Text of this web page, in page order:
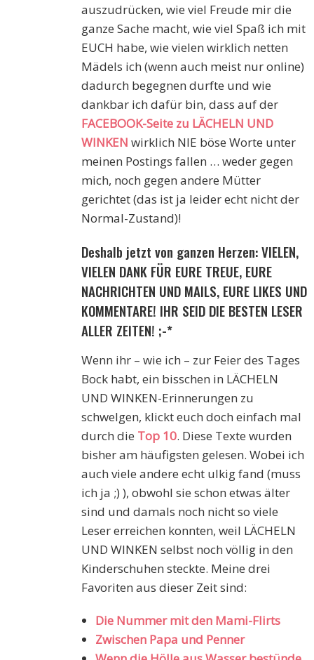
auszudrücken, wie viel Freude mir die
ganze Sache macht, wie viel Spaß ich mit
EUCH habe, wie vielen wirklich netten
Mädels ich (wenn auch meist nur online)
dadurch begegnen durfte und wie
dankbar ich dafür bin, dass auf der
FACEBOOK-Seite zu LÄCHELN UND
WINKEN wirklich NIE böse Worte unter
meinen Postings fallen … weder gegen
mich, noch gegen andere Mütter
gerichtet (das ist ja leider echt nicht der
Normal-Zustand)!
Deshalb jetzt von ganzen Herzen: VIELEN,
VIELEN DANK FÜR EURE TREUE, EURE
NACHRICHTEN UND MAILS, EURE LIKES UND
KOMMENTARE! IHR SEID DIE BESTEN LESER
ALLER ZEITEN! ;-*
Wenn ihr – wie ich – zur Feier des Tages
Bock habt, ein bisschen in LÄCHELN
UND WINKEN-Erinnerungen zu
schwelgen, klickt euch doch einfach mal
durch die Top 10. Diese Texte wurden
bisher am häufigsten gelesen. Wobei ich
auch viele andere echt ulkig fand (muss
ich ja ;) ), obwohl sie schon etwas älter
sind und damals noch nicht so viele
Leser erreichen konnten, weil LÄCHELN
UND WINKEN selbst noch völlig in den
Kinderschuhen steckte. Meine drei
Favoriten aus dieser Zeit sind:
Die Nummer mit den Mami-Flirts
Zwischen Papa und Penner